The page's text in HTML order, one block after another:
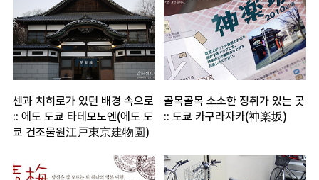
센과 치히로가 있던 배경 속으로
:: 에도 도쿄 타테모노엔(에도 도
쿄 건조물원江戸東京建物園)
골목골목 소소한 정취가 있는 곳
:: 도쿄 카구라자카(神楽坂)